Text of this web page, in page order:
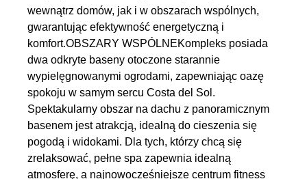
wewnątrz domów, jak i w obszarach wspólnych,
gwarantując efektywność energetyczną i
komfort.OBSZARY WSPÓLNEKompleks posiada
dwa odkryte baseny otoczone starannie
wypielęgnowanymi ogrodami, zapewniając oazę
spokoju w samym sercu Costa del Sol.
Spektakularny obszar na dachu z panoramicznym
basenem jest atrakcją, idealną do cieszenia się
pogodą i widokami. Dla tych, którzy chcą się
zrelaksować, pełne spa zapewnia idealną
atmosferę, a najnowocześniejsze centrum fitness